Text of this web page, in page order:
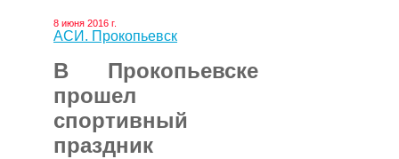
8 июня 2016 г.
АСИ. Прокопьевск
В Прокопьевске
прошел
спортивный
праздник